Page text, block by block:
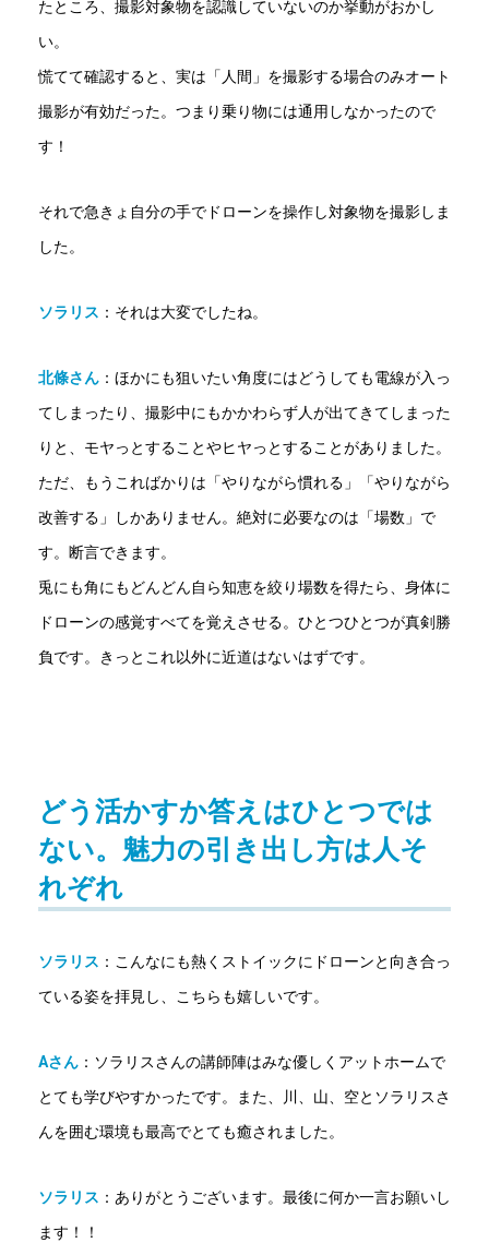
たところ、撮影対象物を認識していないのか挙動がおかし
い。
慌てて確認すると、実は「人間」を撮影する場合のみオート
撮影が有効だった。つまり乗り物には通用しなかったので
す！
それで急きょ自分の手でドローンを操作し対象物を撮影しま
した。
ソラリス ：それは大変でしたね。
北條さん ： ほかにも狙いたい角度にはどうしても電線が入っ
てしまったり、撮影中にもかかわらず人が出てきてしまった
りと、モヤっとすることやヒヤっとすることがありました。
ただ、もうこればかりは「やりながら慣れる」「やりながら
改善する」しかありません。絶対に必要なのは「場数」で
す。断言できます。
兎にも角にもどんどん自ら知恵を絞り場数を得たら、身体に
ドローンの感覚すべてを覚えさせる。ひとつひとつが真剣勝
負です。きっとこれ以外に近道はないはずです。
どう活かすか答えはひとつでは
ない。魅力の引き出し方は人そ
れぞれ
ソラリス ：こんなにも熱くストイックにドローンと向き合っ
ている姿を拝見し、こちらも嬉しいです。
Aさん ：ソラリスさんの講師陣はみな優しくアットホームで
とても学びやすかったです。また、川、山、空とソラリスさ
んを囲む環境も最高でとても癒されました。
ソラリス ： ありがとうございます。最後に何か一言お願いし
ます！！